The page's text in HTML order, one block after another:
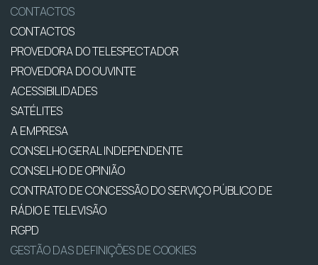
CONTACTOS
CONTACTOS
PROVEDORA DO TELESPECTADOR
PROVEDORA DO OUVINTE
ACESSIBILIDADES
SATÉLITES
A EMPRESA
CONSELHO GERAL INDEPENDENTE
CONSELHO DE OPINIÃO
CONTRATO DE CONCESSÃO DO SERVIÇO PÚBLICO DE
RÁDIO E TELEVISÃO
RGPD
GESTÃO DAS DEFINIÇÕES DE COOKIES